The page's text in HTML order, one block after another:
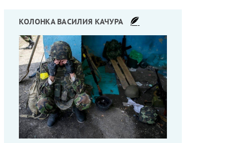
КОЛОНКА ВАСИЛИЯ КАЧУРА